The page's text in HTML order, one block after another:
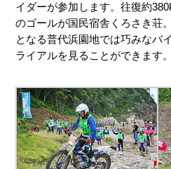
イダーが参加します。往復約
のゴールが国民宿舎くろさき荘
となる普代浜園地では巧みなバ
ライアルを見ることができます。